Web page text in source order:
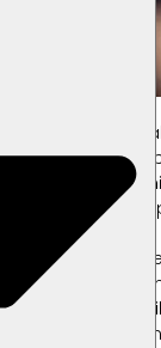
juga tidak
perlu
mitigasi yang
dari sisi
pelanggan.
untuk
jawab.